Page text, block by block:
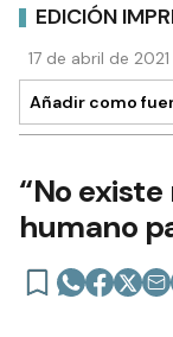
EDICIÓN
17 de abril de
Añadir como
“No
humano